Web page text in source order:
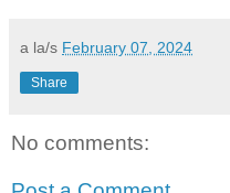
a la/s February 07, 2024
Share
No comments: